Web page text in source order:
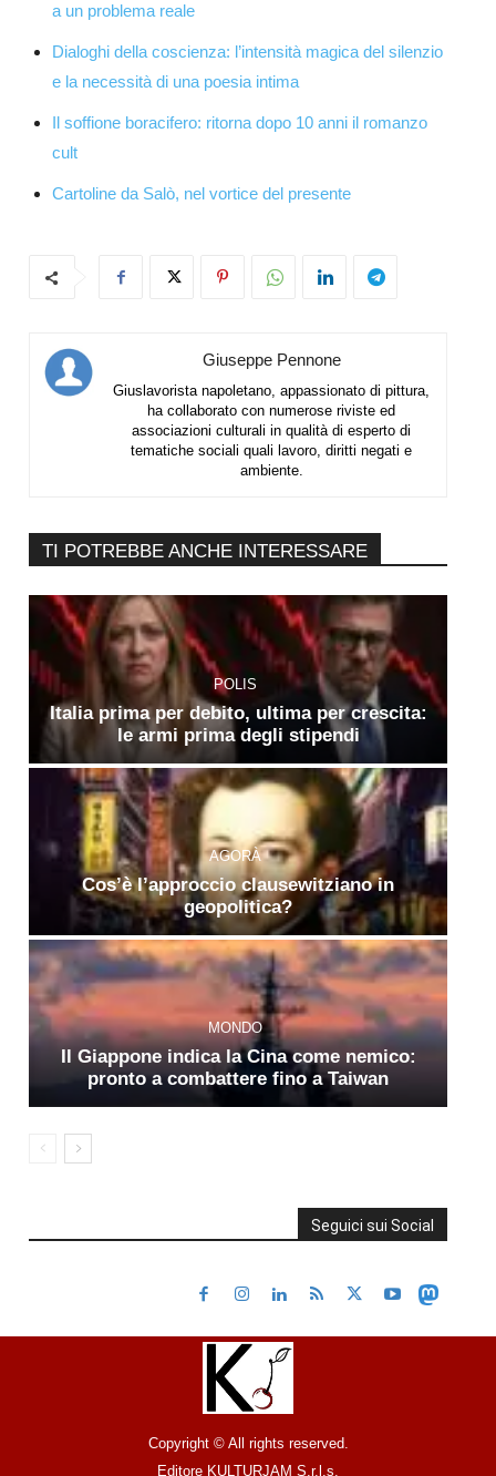
a un problema reale
Dialoghi della coscienza: l’intensità magica del silenzio
e la necessità di una poesia intima
Il soffione boracifero: ritorna dopo 10 anni il romanzo
cult
Cartoline da Salò, nel vortice del presente
Giuseppe Pennone
Giuslavorista napoletano, appassionato di pittura,
ha collaborato con numerose riviste ed
associazioni culturali in qualità di esperto di
tematiche sociali quali lavoro, diritti negati e
ambiente.
TI POTREBBE ANCHE INTERESSARE
POLIS
Italia prima per debito, ultima per crescita:
le armi prima degli stipendi
AGORÀ
Cos’è l’approccio clausewitziano in
geopolitica?
MONDO
Il Giappone indica la Cina come nemico:
pronto a combattere fino a Taiwan
Seguici sui Social
Copyright © All rights reserved.
Editore KULTURJAM S.r.l.s.